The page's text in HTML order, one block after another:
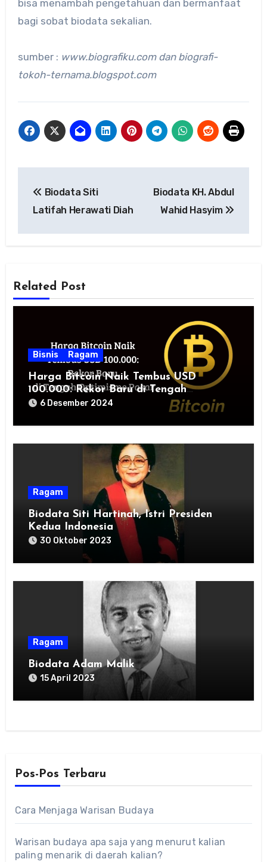
bisa menambah pengetahuan dan bermanfaat
bagi sobat biodata sekalian.
sumber : www.biografiku.com dan biografi-
tokoh-ternama.blogspot.com
pos
Biodata Siti
Latifah Herawati Diah
Biodata KH. Abdul
Wahid Hasyim
Related Post
Bisnis Ragam
Harga Bitcoin Naik Tembus USD
100.000: Rekor Baru di Tengah
Optimisme Pasar
6 Desember 2024
Ragam
Biodata Siti Hartinah, Istri Presiden
Kedua Indonesia
30 Oktober 2023
Ragam
Biodata Adam Malik
15 April 2023
Pos-Pos Terbaru
Cara Menjaga Warisan Budaya
Warisan budaya apa saja yang menurut kalian
paling menarik di daerah kalian?